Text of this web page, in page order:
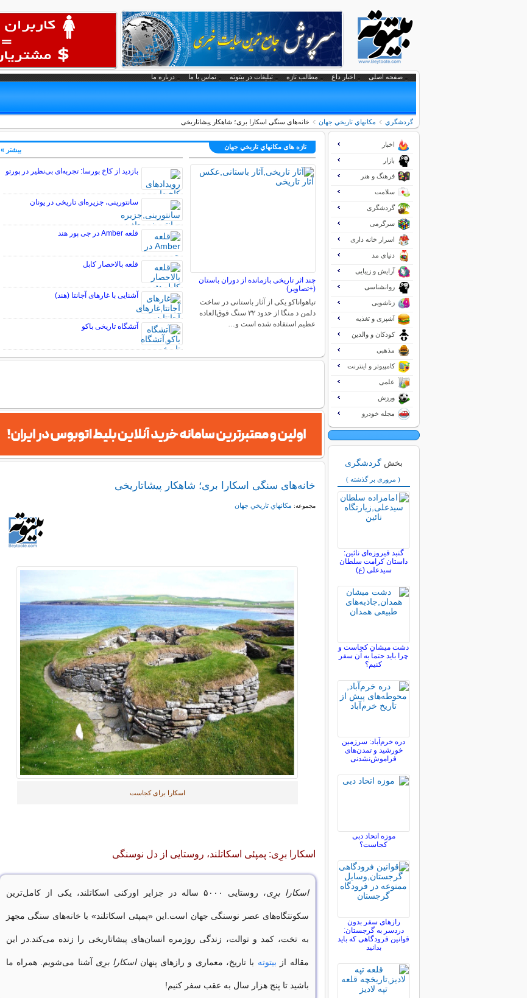
صفحه اصلی اخبار داغ مطالب تازه تبلیغات در بیتوته تماس با ما درباره ما
گردشگري مكانهاي تاريخي جهان خانه‌های سنگی اسکارا بری؛ شاهکار پیشاتاریخی
تازه های مكانهاي تاريخي جهان
چند اثر تاریخی بازمانده از دوران باستان
(+تصاویر)
تیاهواناکو یکی از آثار باستانی در ساخت
دلمن د منگا از حدود ۳۲ سنگ فوق‌العاده
عظیم استفاده شده است و…
بازدید از کاخ بورسا: تجربه‌ای بی‌نظیر در پورتو
سانتورینی، جزیره‌ای تاریخی در یونان
قلعه Amber در جی پور هند
قلعه بالاحصار کابل
آشنایی با غارهای آجانتا (هند)
آتشگاه تاریخی باکو
بیشتر »
خانه‌های سنگی اسکارا بری؛ شاهکار پیشاتاریخی
مجموعه: مكانهاي تاريخي جهان
اسکارا برای کجاست
اسکارا برِی: پمپئی اسکاتلند، روستایی از دل نوسنگی
اسکارا برِی ، روستایی ۵۰۰۰ ساله در جزایر اورکنی اسکاتلند، یکی از کامل‌ترین
سکونتگاه‌های عصر نوسنگی جهان است.این «پمپئی اسکاتلند» با خانه‌های سنگی مجهز
به تخت، کمد و توالت، زندگی روزمره انسان‌های پیشاتاریخی را زنده می‌کند.در این
مقاله از بیتوته با تاریخ، معماری و رازهای پنهاناسکارا برِی آشنا می‌شویم. همراه ما
باشید تا پنج هزار سال به عقب سفر کنیم!
اخبار
بازار
فرهنگ و هنر
سلامت
گردشگری
سرگرمی
اسرار خانه داری
دنیای مد
آرایش و زیبایی
روانشناسی
زناشویی
آشپزی و تغذیه
کودکان و والدین
مذهبی
کامپیوتر و اینترنت
علمی
ورزش
مجله خودرو
بخش گردشگری
( مروری بر گذشته )
گنبد فیروزه‌ای نائین:
داستان کرامت سلطان
سیدعلی (ع)
دشت میشان کجاست و
چرا باید حتماً به آن سفر
کنیم؟
دره خرم‌آباد: سرزمین
خورشید و تمدن‌های
فراموش‌نشدنی
موزه اتحاد دبی
کجاست؟
رازهای سفر بدون
دردسر به گرجستان:
قوانین فرودگاهی که باید
بدانید